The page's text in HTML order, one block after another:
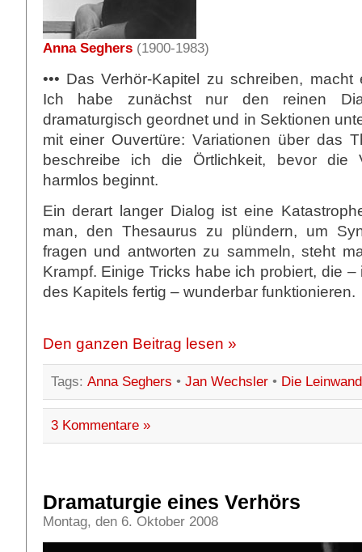
Anna Seghers(1900-1983)
••• Das Verhör-Kapitel zu schreiben,
Ich habe zunächst nur den reinen
dramaturgisch geordnet und in Sektionen
mit einer Ouvertüre: Variationen über das
beschreibe ich die Örtlichkeit, bevor die
harmlos beginnt.
Ein derart langer Dialog ist eine
man, den Thesaurus zu plündern, um
fragen und antworten zu sammeln, steht
Krampf. Einige Tricks habe ich probiert, die
des Kapitels fertig – wunderbar funktionieren.
Den ganzen Beitrag lesen »
Tags: Anna Seghers • Jan Wechsler• Die Leinwand
3 Kommentare »
Dramaturgie eines Verhörs
Montag, den 6. Oktober 2008